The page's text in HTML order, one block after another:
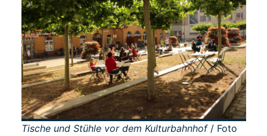
Tische und Stühle vor dem Kulturbahnhof/ Foto